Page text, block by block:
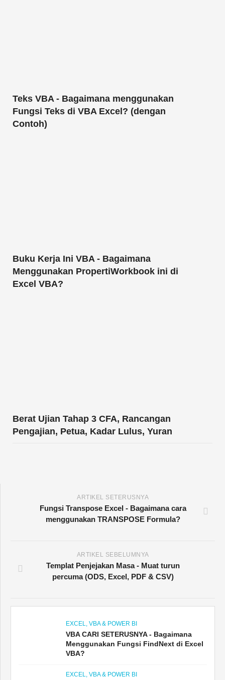
Teks VBA - Bagaimana menggunakan
Fungsi Teks di VBA Excel? (dengan
Contoh)
Buku Kerja Ini VBA - Bagaimana
Menggunakan PropertiWorkbook ini di
Excel VBA?
Berat Ujian Tahap 3 CFA, Rancangan
Pengajian, Petua, Kadar Lulus, Yuran
ARTIKEL SETERUSNYA
Fungsi Transpose Excel - Bagaimana cara
menggunakan TRANSPOSE Formula?
ARTIKEL SEBELUMNYA
Templat Penjejakan Masa - Muat turun
percuma (ODS, Excel, PDF & CSV)
EXCEL, VBA & POWER BI
VBA CARI SETERUSNYA - Bagaimana
Menggunakan Fungsi FindNext di Excel
VBA?
EXCEL, VBA & POWER BI